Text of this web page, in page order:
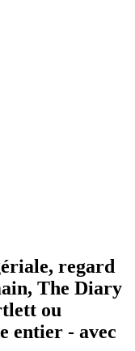
regard
The Diary
ou
entier - avec